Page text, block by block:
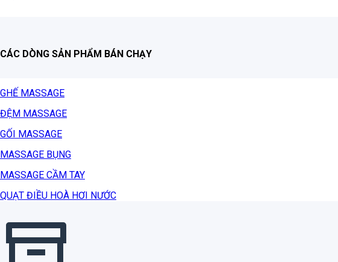
CÁC DÒNG SẢN PHẨM BÁN CHẠY
GHẾ MASSAGE
ĐỆM MASSAGE
GỐI MASSAGE
MASSAGE BỤNG
MASSAGE CẦM TAY
QUẠT ĐIỀU HOÀ HƠI NƯỚC